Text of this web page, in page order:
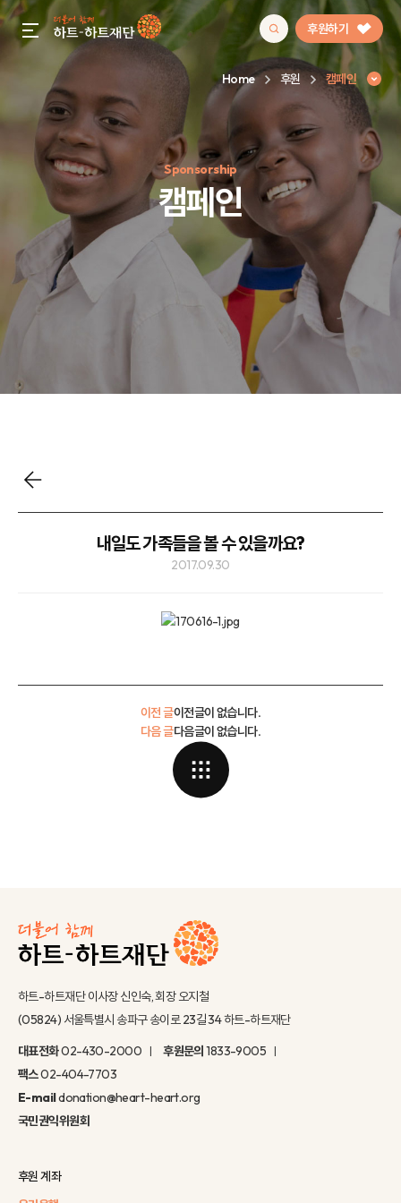
gnb menu open 후원하기
인기 키워드
#정기후원#하트플레이스#캠페인 #팬덤후원
Home 후원 캠페인
Sponsorship
캠페인
내일도 가족들을 볼 수 있을까요?
2017.09.30
이전 글이전글이 없습니다.
다음글이 없습니다.
다음 글
하트-하트재단 이사장 신인숙, 회장 오지철
(05824) 서울특별시 송파구 송이로 23길 34 하트-하트재단
대표전화02-430-2000 후원문의1833-9005
팩스02-404-7703
E-maildonation@heart-heart.org
국민권익위원회
후원 계좌